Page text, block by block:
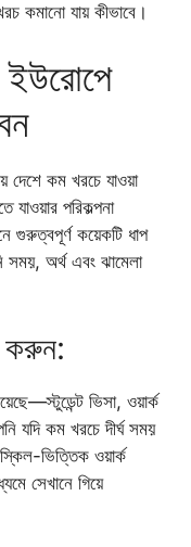
কমানো যায় কীভাবে।
কম খরচে যাওয়া
পরিকল্পনা
গুরুত্বপূর্ণ কয়েকটি ধাপ
অর্থ এবং ঝামেলা
করুন:
ভিসা, ওয়ার্ক
যদি কম খরচে দীর্ঘ সময়
ভিত্তিক ওয়ার্ক
সেখানে গিয়ে